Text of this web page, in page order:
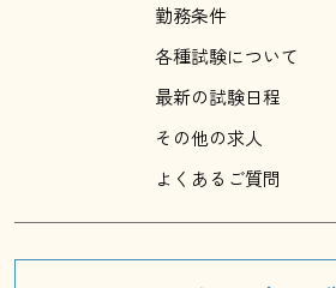
勤務条件
各種試験について
最新の試験日程
その他の求人
よくあるご質問